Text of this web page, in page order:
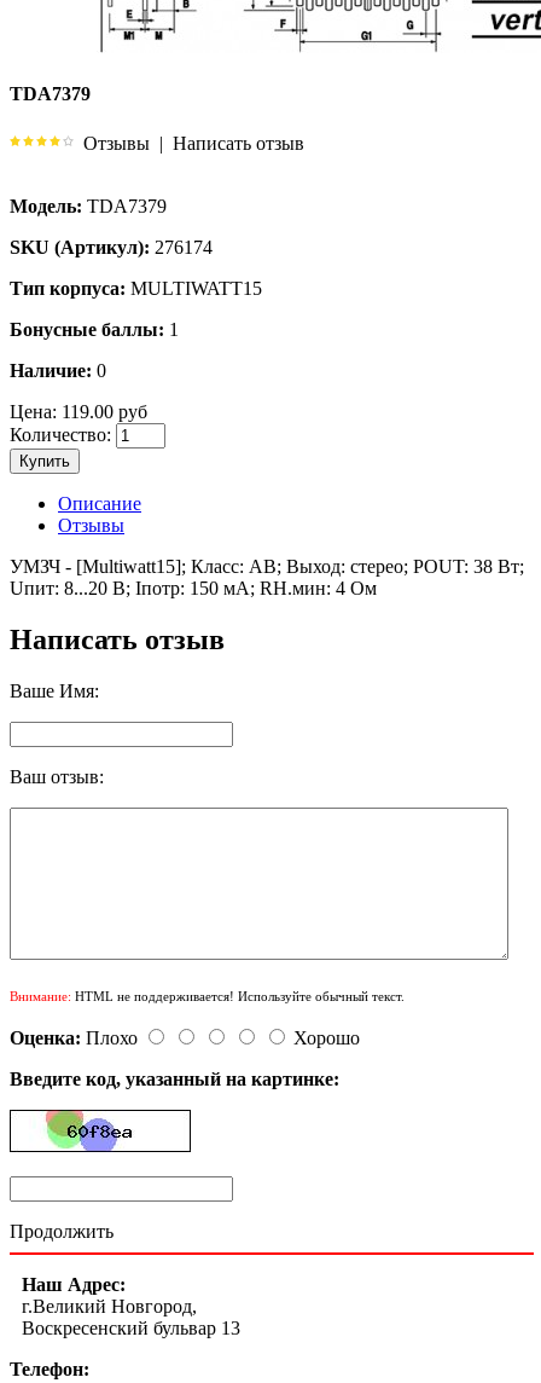
TDA7379
Отзывы | Написать отзыв
Модель: TDA7379
SKU (Артикул): 276174
Тип корпуса: MULTIWATT15
Бонусные баллы: 1
Наличие: 0
Цена: 119.00 руб
Количество:
Купить
Описание
Отзывы
УМЗЧ - [Multiwatt15]; Класс: AB; Выход: стерео; POUT: 38 Вт;
Uпит: 8...20 В; Iпотр: 150 мА; RН.мин: 4 Ом
Написать отзыв
Ваше Имя:
Ваш отзыв:
Внимание: HTML не поддерживается! Используйте обычный текст.
Оценка: Плохо
Хорошо
Введите код, указанный на картинке:
Продолжить
Наш Адрес:
г.Великий Новгород,
Воскресенский бульвар 13
Телефон: